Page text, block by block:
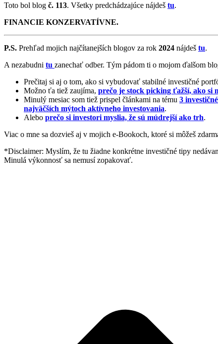
Toto bol blog č. 113. Všetky predchádzajúce nájdeš tu.
FINANCIE KONZERVATÍVNE.
P.S. Prehľad mojich najčítanejších blogov za rok 2024 nájdeš tu.
A nezabudni tu zanechať odber. Tým pádom ti o mojom ďalšom
Prečitaj si aj o tom, ako si vybudovať stabilné investičné
Možno ťa tiež zaujíma, prečo je stock picking ťažší, ako si
Minulý mesiac som tiež prispel článkami na tému 3
najväčších mýtoch aktívneho investovania.
Alebo prečo si investori myslia, že sú múdrejší ako trh.
Viac o mne sa dozvieš aj v mojich e-Bookoch, ktoré si môžeš
*Disclaimer: Myslím, že tu žiadne konkrétne investičné tipy
Minulá výkonnosť sa nemusí zopakovať.